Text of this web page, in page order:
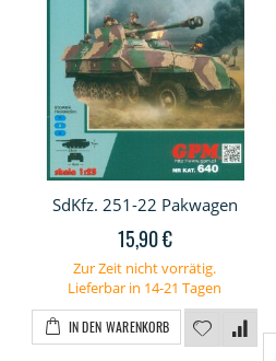
SdKfz. 251-22 Pakwagen
15,90 €
Zur Zeit nicht vorrätig.
Lieferbar in 14-21 Tagen
IN DEN WARENKORB